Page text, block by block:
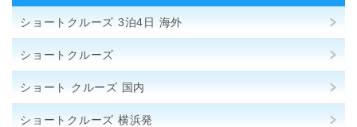
ショートクルーズ 3泊4日 海外
ショートクルーズ
ショート クルーズ 国内
ショートクルーズ 横浜発